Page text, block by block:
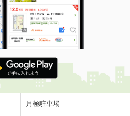
月極駐車場